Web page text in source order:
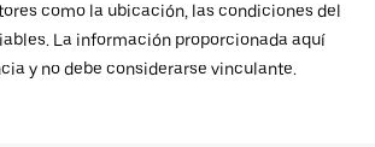
como la ubicación, las condiciones del
La información proporcionada aquí
y no debe considerarse vinculante.